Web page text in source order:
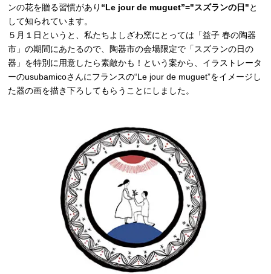
ンの花を贈る習慣があり “Le jour de muguet”="スズランの日"と
して知られています。
５月１日というと、私たちよしざわ窯にとっては「益子 春の陶器
市」の期間にあたるので、陶器市の会場限定で「スズランの日の
器」を特別に用意したら素敵かも！という案から、イラストレータ
ーのusubamicoさんにフランスの“Le jour de muguet”をイメージし
た器の画を描き下ろしてもらうことにしました。